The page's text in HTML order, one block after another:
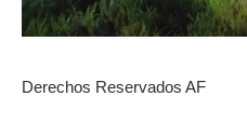
Derechos Reservados AF